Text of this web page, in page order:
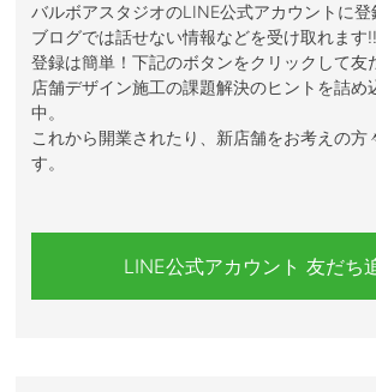
バルボアスタジオのLINE公式アカウントに登
ブログでは話せない情報などを受け取れます!!
登録は簡単！下記のボタンをクリックして友
店舗デザイン施工の課題解決のヒントを詰め
中。
これから開業されたり、新店舗をお考えの方
す。
LINE公式アカウント 友だち